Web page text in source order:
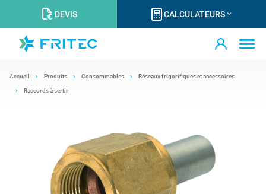
DEVIS CALCULATEURS
Accueil Produits Consommables Réseaux frigorifiques et accessoires
Raccords à sertir